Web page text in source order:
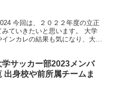
今回は、２０２２年度の立正
ていきたいと思います。 大学
ンカレの結果も気になり、大学
学サッカー部2023メンバ
出身校や前所属チームま